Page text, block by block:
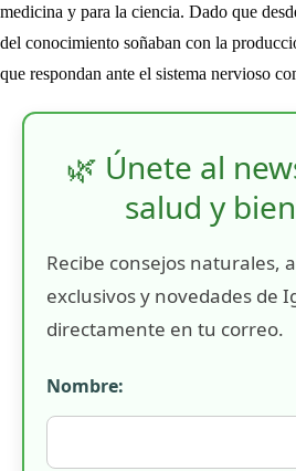
medicina y para la ciencia. Dado que
del conocimiento soñaban con la
que respondan ante el sistema nervioso
🌿 Únete al
salud y
Recibe consejos naturales,
exclusivos y novedades de
directamente en tu correo.
Nombre: